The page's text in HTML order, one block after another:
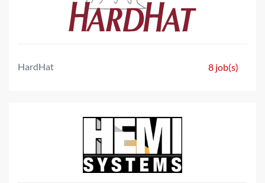
HardHat 8 job(s)